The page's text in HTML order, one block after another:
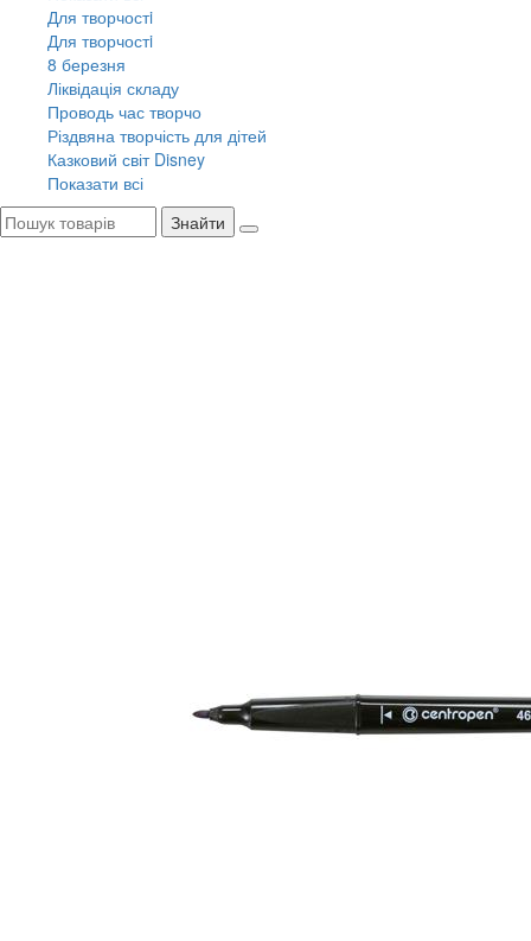
Для творчостi
Для творчостi
8 березня
Ліквідація складу
Проводь час творчо
Різдвяна творчість для дітей
Казковий світ Disney
Показати всі
Знайти